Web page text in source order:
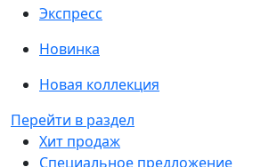
Экспресс
Новинка
Новая коллекция
Перейти в раздел
Хит продаж
Специальное предложение